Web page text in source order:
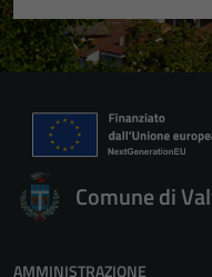
Comune di
AMMINISTRAZIONE